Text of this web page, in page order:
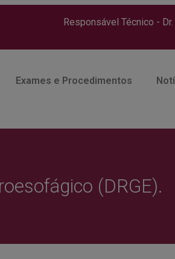
Responsável Técnico -
Exames e Procedimentos
(DRGE).